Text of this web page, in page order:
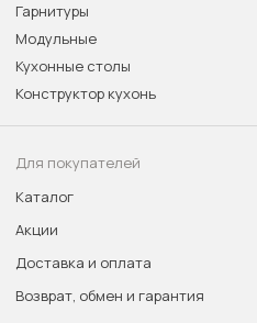
Гарнитуры
Модульные
Кухонные столы
Конструктор кухонь
Для покупателей
Каталог
Акции
Доставка и оплата
Возврат, обмен и гарантия